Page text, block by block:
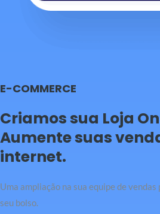
E-COMMERCE
Criamos sua Loja
Aumente suas
internet.
Uma ampliação na sua equipe de vendas
seu bolso.